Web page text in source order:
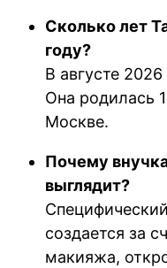
Сколько лет
году?
В августе
Она родилась
Москве.
Почему
выглядит?
создается за
макияжа,